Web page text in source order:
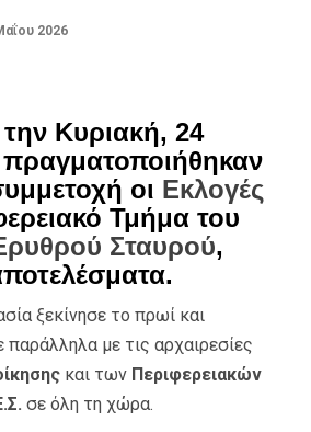
2026
την Κυριακή, 24
οι Εκλογές
Τμήμα του
Σταυρού,
ξεκίνησε το πρωί και
με τις αρχαιρεσίες
και των Περιφερειακών
σε όλη τη χώρα.